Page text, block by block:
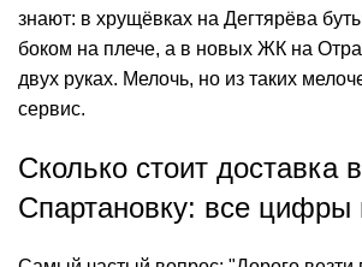
знают: в хрущёвках на Дегтярёва
боком на плече, а в новых ЖК на
двух руках. Мелочь, но из таких
сервис.
Сколько стоит доставка
Спартановку: все цифры